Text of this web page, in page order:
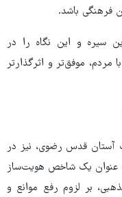
فرهنگی باشد.
سیره و این نگاه را در
مردم، موفق‌تر و اثرگذارتر
آستان قدس رضوی، نیز در
به عنوان یک شاخص هویت‌ساز
بر لزوم رفع موانع و